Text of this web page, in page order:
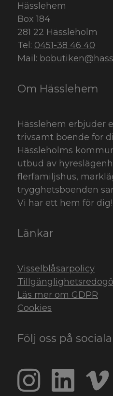
Hässlehem
Box 184
281 22 Hässleholm
Tel: 0451-38 46 40
Mail:
Om Hässlehem
Hässlehem erbjuder
trivsamt boende för
Hässleholms
utbud av
flerfamiljshus,
trygghetsboenden
Vi har ett hem för dig!
Länkar
Visselblåsarpolicy
Läs mer om GDPR
Cookies
Följ oss på